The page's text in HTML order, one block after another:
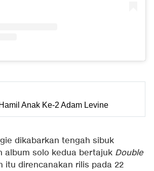
Anak Ke-2 Adam Levine
dikabarkan tengah sibuk
album solo kedua bertajuk Double
itu direncanakan rilis pada 22